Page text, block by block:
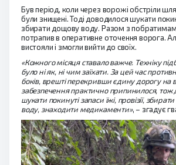
Був період, коли через ворожі обстріли
були знищені. Тоді доводилося шукати
збирати дощову воду. Разом з
потрапив в оперативне оточення ворога.
вистояли і змогли вийти до своїх.
«Кожного місяця ставало важче. Техніку
було ні як, ні чим заїхати. За цей час
боків, врешті перекривши єдину дорогу на
забезпечення практично припинилося, тож
шукати покинуті запаси їжі, провізії,
воду, знаходити медикаменти», – згадує